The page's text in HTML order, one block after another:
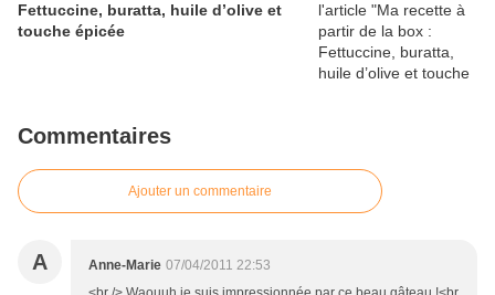
Fettuccine, buratta, huile d’olive et
touche épicée
Commentaires
Ajouter un commentaire
A Anne-Marie 07/04/2011 22:53